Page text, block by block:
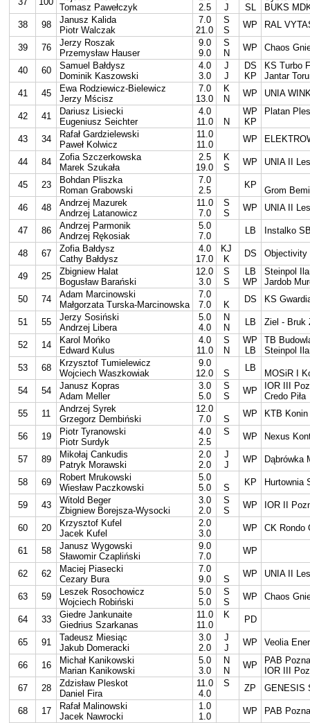
Tomasz Pawełczyk
2.5
J
SL
BUKS
38
98
Janusz Kalida
Piotr Walczak
7.0
21.0
S
S
WP RAL
39 76
Jerzy Roszak
Przemysław Hauser
9.0
9.0
S
N
WP Chaos
40 60
Samuel Bałdysz
Dominik Kaszowski
4.0
3.0
J
J
DS
KP
KS Turbo
Jantar
41
45
Ewa Rodziewicz-Bielewicz
Jerzy Mścisz
7.0
13.0
K
N
WP UNIA
42 41
Dariusz Lisiecki
Eugeniusz Seichter
4.0
11.0
N
WP
KP
Platan
43 34
Rafał Gardzielewski
Paweł Kolwicz
11.0
11.0
WP
44 84
Zofia Szczerkowska
Marek Szukała
2.5
19.0
K
S
WP UNIA II
45 23
Bohdan Pliszka
Roman Grabowski
7.0
2.5
KP
Grom
46
48
Andrzej Mazurek
Andrzej Latanowicz
11.0
7.0
S
S
WP UNIA II
47 86
Andrzej Parmonik
Andrzej Rękosiak
5.0
7.0
LB Instalko
48 67
Zofia Bałdysz
Cathy Bałdysz
4.0
17.0
KJ
K
DS Objectivity
49 25
Zbigniew Halat
Bogusław Barański
12.0
3.0
S
S
LB
WP
Steinpol
Jardob
50
74
Adam Marcinowski
Małgorzata Turska-Marcinowska
7.0
7.0
K
DS KS
51 55
Jerzy Sosiński
Andrzej Libera
5.0
4.0
N
N
LB Ziel - Bruk
52 14
Karol Mońko
Edward Kulus
4.0
11.0
S
N
WP
LB
TB
Steinpol
53
68
Krzysztof Tumielewicz
Wojciech Waszkowiak
9.0
12.0
S
LB
MOSiR I
54
54
Janusz Kopras
Adam Meller
3.0
5.0
S
S
WP
IOR III
Credo Piła
55
11
Andrzej Syrek
Grzegorz Dembiński
12.0
7.0
S
WP KTB Konin
56 19
Piotr Tyranowski
Piotr Surdyk
4.0
2.5
S WP Nexus
57 89
Mikołaj Cankudis
Patryk Morawski
2.0
2.0
J
J
WP Dąbrówka
58 69
Robert Mrukowski
Wiesław Paczkowski
5.0
5.0
S
KP Hurtownia
59 43
Witold Beger
Zbigniew Borejsza-Wysocki
3.0
2.0
S
S
WP IOR II
60 20
Krzysztof Kufel
Jacek Kufel
2.0
3.0
WP CK Rondo
61 58
Janusz Wygowski
Sławomir Czapliński
9.0
7.0
WP
62 62
Maciej Piasecki
Cezary Bura
7.0
9.0
S
WP UNIA II
63 59
Leszek Rosochowicz
Wojciech Robiński
5.0
5.0
S
S
WP Chaos
64 33
Giedre Jankunaite
Giedrius Szarkanas
11.0
11.0
K PD
65 91
Tadeusz Miesiąc
Jakub Domeracki
3.0
2.0
J
J
WP Veolia
66 16
Michał Kanikowski
Marian Kanikowski
5.0
3.0
N
N
WP
PAB
IOR III
67
28
Zdzisław Pleskot
Daniel Fira
11.0
4.0
S ZP GENESIS
68 17
Rafał Malinowski
Jacek Nawrocki
1.0
1.0
WP PAB